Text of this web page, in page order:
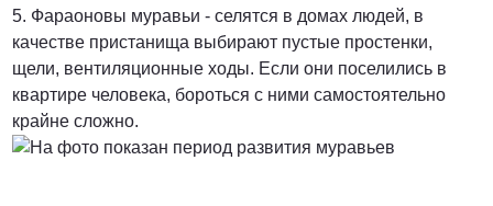
5. Фараоновы муравьи - селятся в домах людей, в
качестве пристанища выбирают пустые простенки,
щели, вентиляционные ходы. Если они поселились в
квартире человека, бороться с ними самостоятельно
крайне сложно.